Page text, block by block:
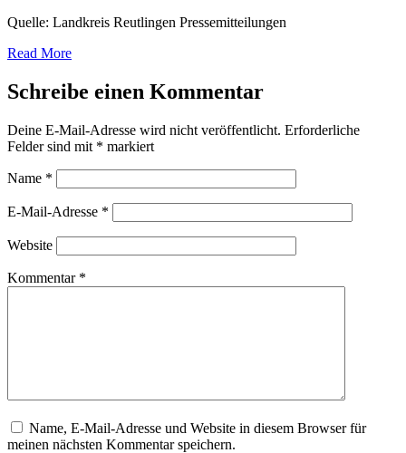
Quelle: Landkreis Reutlingen Pressemitteilungen
Read More
Schreibe einen Kommentar
Deine E-Mail-Adresse wird nicht veröffentlicht. Erforderliche
Felder sind mit * markiert
Name *
E-Mail-Adresse *
Website
Kommentar *
Name, E-Mail-Adresse und Website in diesem Browser für
meinen nächsten Kommentar speichern.